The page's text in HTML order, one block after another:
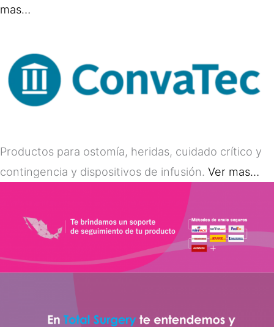
mas…
Productos para ostomía, heridas, cuidado crítico y
contingencia y dispositivos de infusión. Ver mas…